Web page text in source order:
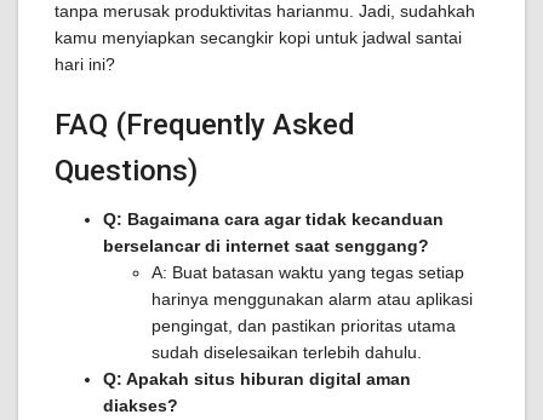
tanpa merusak produktivitas harianmu. Jadi, sudahkah
kamu menyiapkan secangkir kopi untuk jadwal santai
hari ini?
FAQ (Frequently Asked
Questions)
Q: Bagaimana cara agar tidak kecanduan
berselancar di internet saat senggang?
A: Buat batasan waktu yang tegas setiap
harinya menggunakan alarm atau aplikasi
pengingat, dan pastikan prioritas utama
sudah diselesaikan terlebih dahulu.
Q: Apakah situs hiburan digital aman
diakses?